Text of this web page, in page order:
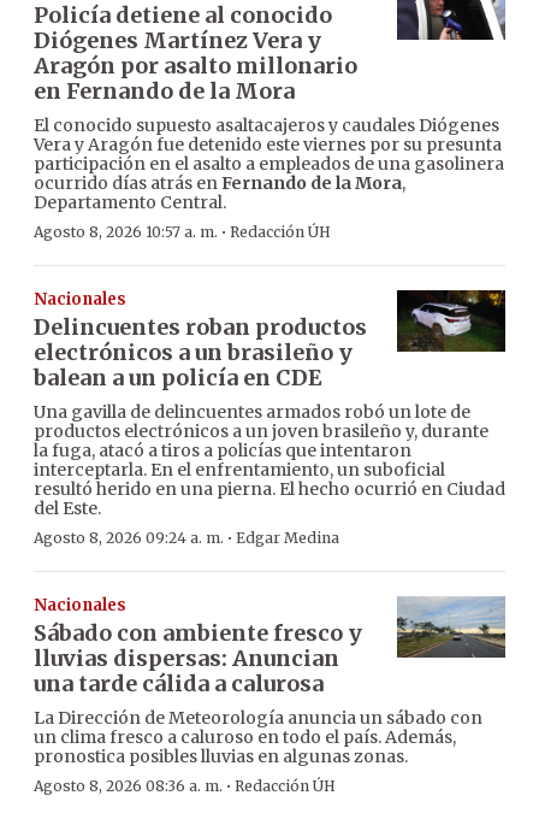
Policía detiene al conocido
Diógenes Martínez Vera y
Aragón por asalto millonario
en Fernando de la Mora
El conocido supuesto asaltacajeros y caudales Diógenes
Vera y Aragón fue detenido este viernes por su presunta
participación en el asalto a empleados de una gasolinera
ocurrido días atrás enFernando de la Mora,
Departamento Central.
Agosto 8, 2026 10:57 a. m. · Redacción ÚH
Nacionales
Delincuentes roban productos
electrónicos a un brasileño y
balean a un policía en CDE
Una gavilla de delincuentes armados robó un lote de
productos electrónicos a un joven brasileño y, durante
la fuga, atacó a tiros a policías que intentaron
interceptarla. En el enfrentamiento, un suboficial
resultó herido en una pierna. El hecho ocurrió en Ciudad
del Este.
Agosto 8, 2026 09:24 a. m. · Edgar Medina
Nacionales
Sábado con ambiente fresco y
lluvias dispersas: Anuncian
una tarde cálida a calurosa
La Dirección de Meteorología anuncia un sábado con
un clima fresco a caluroso en todo el país. Además,
pronostica posibles lluvias en algunas zonas.
Agosto 8, 2026 08:36 a. m. · Redacción ÚH